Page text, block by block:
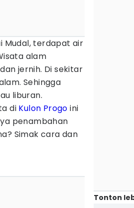
Mudal, terdapat air
alam
jernih. Di sekitar
Sehingga
liburan.
di Kulon Progo ini
penambahan
Simak cara dan
Tonton